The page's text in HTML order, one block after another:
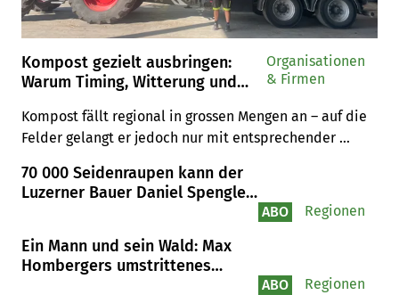
Kompost gezielt ausbringen:
Warum Timing, Witterung und
Kompost fällt regional in grossen Mengen an – auf die
Felder gelangt er jedoch nur mit entsprechender
befahrbaren Böden entscheidet über Einsatz und
Nutzen für den Humusaufbau.
Organisationen
& Firmen
70 000 Seidenraupen kann der
Luzerner Bauer Daniel Spengler
ABO Regionen
Ein Mann und sein Wald: Max
Hombergers umstrittenes
ABO Regionen